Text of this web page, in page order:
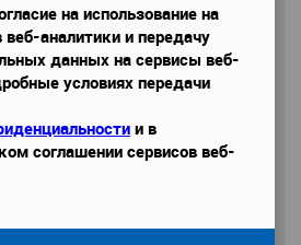
обработку моих персональных данных
на использование на
веб-аналитики и передачу
данных на сервисы веб-
условиях передачи
и в
соглашении сервисов веб-